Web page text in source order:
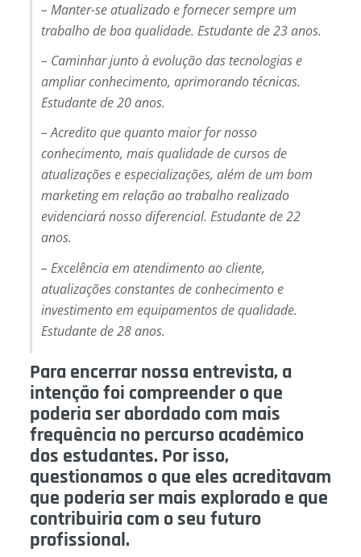
– Manter-se atualizado e fornecer sempre um
trabalho de boa qualidade. Estudante de 23 anos.
– Caminhar junto à evolução das tecnologias e
ampliar conhecimento, aprimorando técnicas.
Estudante de 20 anos.
– Acredito que quanto maior for nosso
conhecimento, mais qualidade de cursos de
atualizações e especializações, além de um bom
marketing em relação ao trabalho realizado
evidenciará nosso diferencial. Estudante de 22
anos.
– Excelência em atendimento ao cliente,
atualizações constantes de conhecimento e
investimento em equipamentos de qualidade.
Estudante de 28 anos.
Para encerrar nossa entrevista, a
intenção foi compreender o que
poderia ser abordado com mais
frequência no percurso acadêmico
dos estudantes. Por isso,
questionamos o que eles acreditavam
que poderia ser mais explorado e que
contribuiria com o seu futuro
profissional.